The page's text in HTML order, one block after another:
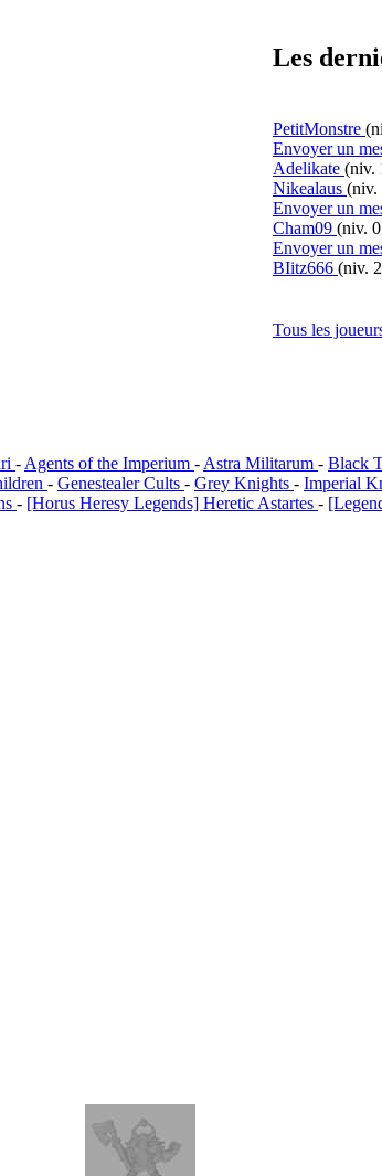
Les
PetitMonstre
Envoyer un
Adelikate (niv.
Nikealaus (niv.
Envoyer un
Cham09 (niv.
Envoyer un
BIitz666 (niv.
Tous les
-Agents of the Imperium -Astra Militarum - Black
- Genestealer Cults - Grey Knights - Imperial
- [Horus Heresy Legends] Heretic Astartes -